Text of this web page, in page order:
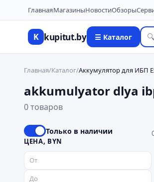
ГлавнаяМагазиныНовостиОбзоры
K kupitut.by ☰ Каталог 🔍
Главная/Каталог/Аккумулятор для ИБП
akkumulyator dlya
0 товаров
Только в наличии
ЦЕНА, BYN